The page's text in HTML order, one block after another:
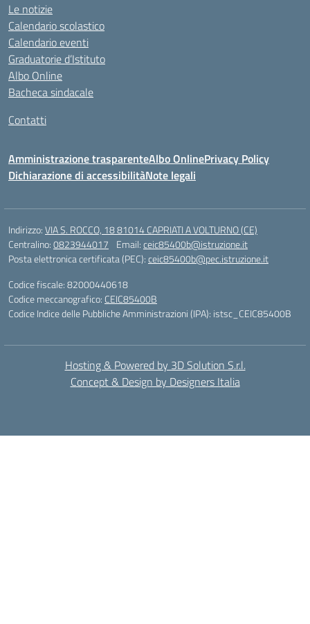
Le notizie
Calendario scolastico
Calendario eventi
Graduatorie d’Istituto
Albo Online
Bacheca sindacale
Contatti
Amministrazione trasparenteAlbo OnlinePrivacy Policy
Dichiarazione di accessibilitàNote legali
Indirizzo:VIA S. ROCCO, 18 81014 CAPRIATI A VOLTURNO (CE)
Centralino:0823944017 Email:ceic85400b@istruzione.it
Posta elettronica certificata (PEC):ceic85400b@pec.istruzione.it
Codice fiscale: 82000440618
Codice meccanografico: CEIC85400B
Codice Indice delle Pubbliche Amministrazioni (IPA): istsc_CEIC85400B
Hosting & Powered by 3D Solution S.r.l.
Concept & Design by Designers Italia